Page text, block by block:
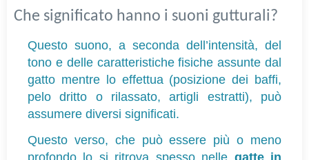
Che significato hanno i suoni gutturali?
Questo suono, a seconda dell’intensità, del
tono e delle caratteristiche fisiche assunte dal
gatto mentre lo effettua (posizione dei baffi,
pelo dritto o rilassato, artigli estratti), può
assumere diversi significati.
Questo verso, che può essere più o meno